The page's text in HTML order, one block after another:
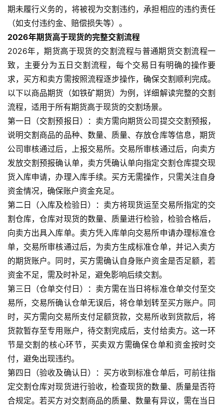
指
期
货
期
货
入
门
期
货
行
情
黄
金
期
货
期未履行义务的，将被视为交割违约，承担相应的违约责任
（如支付违约金、赔偿损失等）。
2026年期货高于现货的完整交割流程
2026年，期货高于现货的交割流程与普通期货交割流程一
致，主要分为五日交割流程，每个交易日有明确的操作要
求，买方和卖方需按照流程逐步操作，确保交割顺利完成。
以下以商品期货（如铁矿期货）为例，详细解读完整的交割
流程，适用于所有期货高于现货的交割场景。
第一日（交割预报日）：卖方需向期货公司提交交割预报，
说明交割商品的品种、数量、质量、存放仓库等信息，期货
公司审核通过后，上报交易所。交易所审核通过后，向卖方
发放交割预报确认单，卖方凭确认单向指定交割仓库提交现
货入库申请，办理入库手续。买方无需操作，只需关注自身
资金情况，确保账户资金充足。
第二日（入库及检验日）：卖方将现货运至交易所指定的交
割仓库，仓库对现货的数量、质量进行检验，检验合格后，
向卖方出具入库单。卖方凭入库单向交易所申请办理标准仓
单，交易所审核通过后，为卖方生成标准仓单，并记入卖方
的期货账户。同时，买方需确认自身账户资金是否足额，若
资金不足，需及时补足，避免影响后续交割。
第三日（仓单交付日）：卖方需在当日将标准仓单交付至交
易所，交易所确认仓单无误后，将仓单划转至买方账户。同
时，买方需向交易所支付足额货款，交易所收到货款后，将
货款暂存至专用账户，待交割完成后，支付给卖方。这一环
节是交割的核心环节，买卖双方需确保仓单和资金按时交
付，避免出现违约。
第四日（验收及确认日）：买方收到标准仓单后，可前往指
定交割仓库对现货进行验收，检查现货的数量、质量是否符
合规定。若买方对交割商品的质量、数量有异议，需在当日